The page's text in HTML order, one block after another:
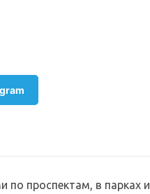
по проспектам, в парках и